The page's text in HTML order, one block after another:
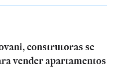
construtoras se
vender apartamentos